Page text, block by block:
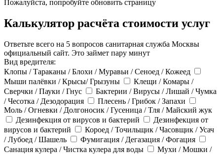
Пожалуйста, попробуйте обновить страницу
Калькулятор расчёта стоимости услуг
Ответьте всего на 5 вопросов санитарная служба Москвы
официальный сайт. Это займет пару минут
Вид вредителя:
Клопы / Тараканы / Блохи / Муравьи / Сеноед / Кожеед
Мыши палёвки / Крысы/ Грызуны
Клещи / Комары /
Сверчки / Пауки / Гнус
Бактерии / Вирусы / Лишай / Чумка
/ Чесотка / Дезодорация
Плесень / Грибок / Запахи
Моль / Огневки / Долгоносик / Гусеница / Тля / Майский жук
Дезинфекция от вирусов и бактерий
Дезинфекция от
вирусов и бактерий
Короед / Точильщик / Часовщик / Усач
/ Лубоед / Шашель
Фумигация / Дегазация / Фогация
Санация кулера / Чистка кулера для воды
Мухи / Мошки /